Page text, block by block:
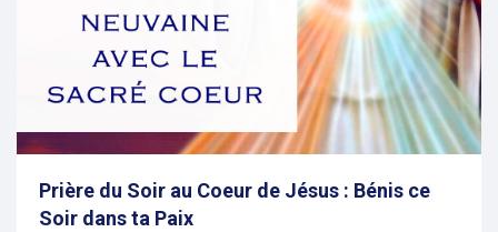
Prière du Soir au Coeur de Jésus : Bénis ce
Soir dans ta Paix